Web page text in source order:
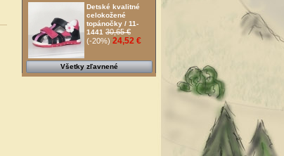
Detské kvalitné
celokožené
topánočky / 11-
1441 30,65 €
(-20%) 24,52 €
Všetky zľavnené